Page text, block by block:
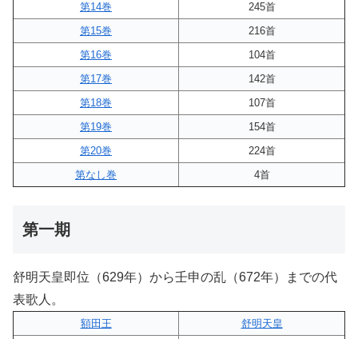
第14巻
245首
第15巻
216首
第16巻
104首
第17巻
142首
第18巻
107首
第19巻
154首
第20巻
224首
第なし巻
4首
第一期
舒明天皇即位（629年）から壬申の乱（672年）までの代
表歌人。
額田王
舒明天皇